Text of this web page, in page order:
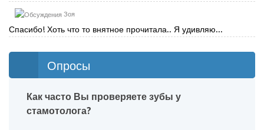
Зоя
Спасибо! Хоть что то внятное прочитала.. Я удивляю...
Опросы
Как часто Вы проверяете зубы у
стамотолога?